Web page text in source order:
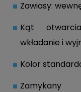
Zawiasy:
Kąt
wkładanie i
Kolor